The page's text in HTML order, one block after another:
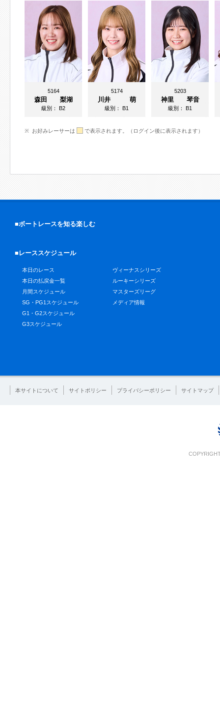
5164
森田 梨湖
級別：B2
5174
川井 萌
級別：B1
5203
神里 琴音
級別：B1
お好みレーサーは で表示されます。（ログイン後に表示されます）
■ボートレースを知る楽しむ
■レーススケジュール
本日のレース
本日の払戻金一覧
月間スケジュール
SG・PG1スケジュール
G1・G2スケジュール
G3スケジュール
ヴィーナスシリーズ
ルーキーシリーズ
マスターズリーグ
メディア情報
本サイトについて サイトポリシー プライバシーポリシー サイトマップ